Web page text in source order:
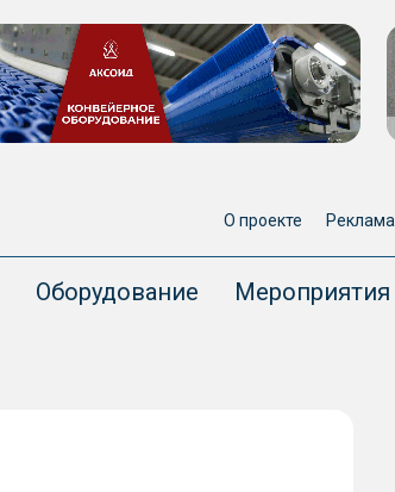
О проекте Реклама
Оборудование Мероприятия